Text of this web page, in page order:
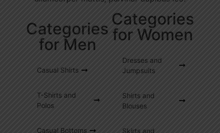
Categories
for Men
Casual Shirts
T-Shirts and
Polos
Casual Bottoms
Categories
for Women
Dresses and
Jumpsuits
Shirts and
Blouses
Skirts and